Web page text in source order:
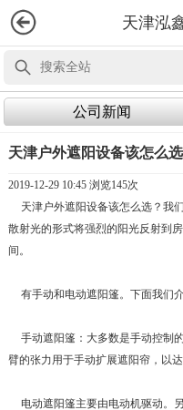
天津泓
公司新闻
天津户外遮阳设备该怎么
2019-12-29 10:45 浏览145次
天津户外遮阳设备该怎么选？我
散射光的形式将强烈的阳光反射到
间。
有手动和电动遮阳篷。下面我们
手动遮阳篷：大多数是手动控制
臂的张力用于手动扩展遮阳帘，以
电动遮阳篷主要由电动机驱动。